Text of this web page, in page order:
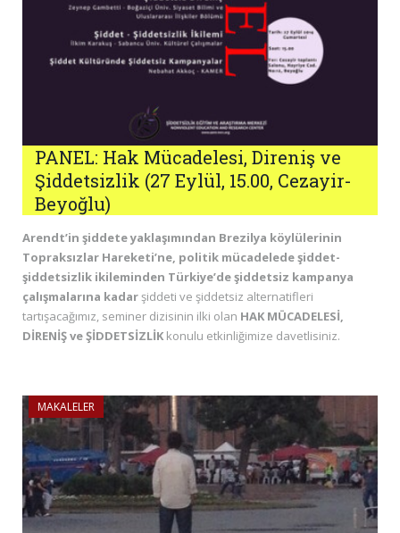
PANEL: Hak Mücadelesi, Direniş ve
Şiddetsizlik (27 Eylül, 15.00, Cezayir-
Beyoğlu)
Arendt’in şiddete yaklaşımından Brezilya köylülerinin
Topraksızlar Hareketi’ne, politik mücadelede şiddet-
şiddetsizlik ikileminden Türkiye’de şiddetsiz kampanya
çalışmalarına kadarşiddeti ve şiddetsiz alternatifleri
tartışacağımız, seminer dizisinin ilki olan HAK MÜCADELESİ,
DİRENİŞ ve ŞİDDETSİZLİK konulu etkinliğimize davetlisiniz.
MAKALELER